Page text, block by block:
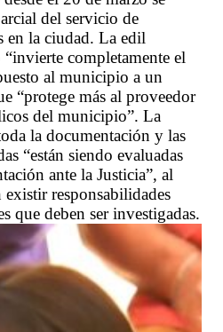
del servicio de
en la ciudad. La edil
completamente el
al municipio a un
“protege más al proveedor
del municipio”. La
la documentación y las
“están siendo evaluadas
ante la Justicia”, al
responsabilidades
que deben ser investigadas.